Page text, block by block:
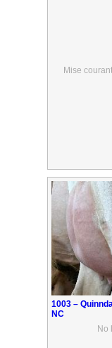
Mise
1003 –
NC
No